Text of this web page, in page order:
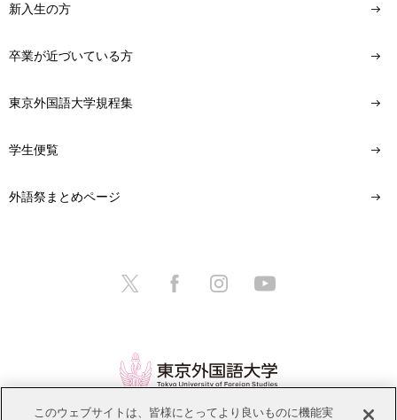
新入生の方
卒業が近づいている方
東京外国語大学規程集
学生便覧
外語祭まとめページ
このウェブサイトは、皆様にとってより良いものに機能実